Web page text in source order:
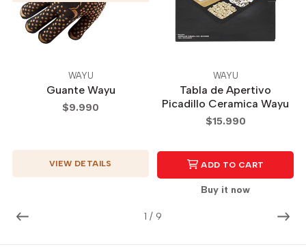
1 / 9
WAYU
Guante Wayu
$9.990
VIEW DETAILS
WAYU
Tabla de Apertivo
Picadillo Ceramica Wayu
$15.990
ADD TO CART
Buy it now